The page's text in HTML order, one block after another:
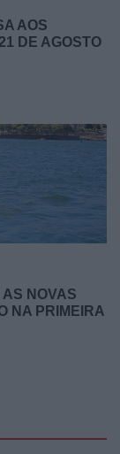
AOS
DE AGOSTO
NOVAS
NA PRIMEIRA